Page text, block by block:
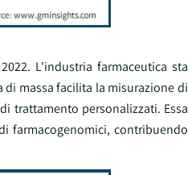
L'industria farmaceutica sta
massa facilita la misurazione di
trattamento personalizzati. Essa
farmacogenomici, contribuendo